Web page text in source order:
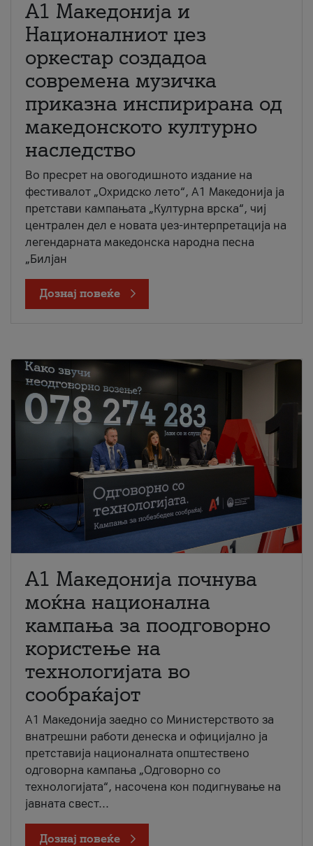
А1 Македонија и
Националниот џез
оркестар создадоа
современа музичка
приказна инспирирана од
македонското културно
наследство
Во пресрет на овогодишното издание на
фестивалот „Охридско лето“, А1 Македонија ја
претстави кампањата „Културна врска“, чиј
централен дел е новата џез-интерпретација на
легендарната македонска народна песна
„Билјан
Дознај повеќе
A1 Македонија почнува
моќна национална
кампања за поодговорно
користење на
технологијата во
сообраќајот
A1 Македонија заедно со Министерството за
внатрешни работи денеска и официјално ја
претставија националната општествено
одговорна кампања „Одговорно со
технологијата“, насочена кон подигнување на
јавната свест...
Дознај повеќе